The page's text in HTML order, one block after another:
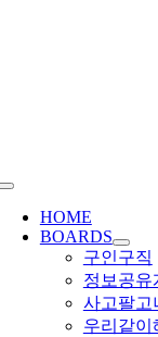
Toggle
Navigation
HOME
BOARDS
구인구직
정보공유
사고팔고
우리같이